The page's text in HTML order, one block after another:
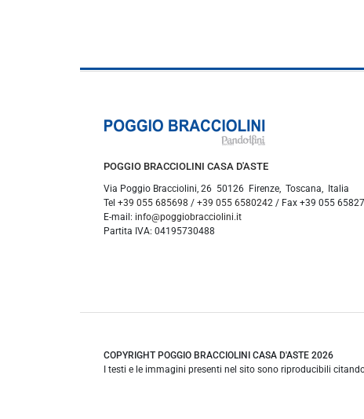
POGGIO BRACCIOLINI CASA D'ASTE
Via Poggio Bracciolini, 26 50126 Firenze Toscana
Italia
Tel +39 055 685698 / +39 055 6580242 / Fax +39 055
E-mail: info@poggiobracciolini.it
Partita IVA: 04195730488
COPYRIGHT POGGIO BRACCIOLINI CASA D'ASTE 2026
I testi e le immagini presenti nel sito sono riproducibili